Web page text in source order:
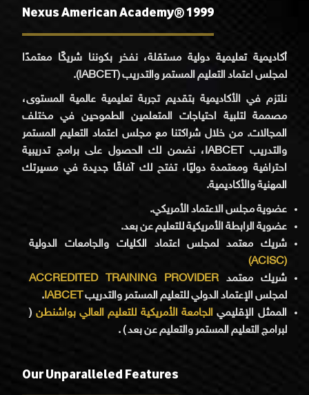
Nexus American Academy® 1999
أكاديمية تعليمية دولية مستقلة، نفخر بكوننا شريكًا معتمدًا
لمجلس اعتماد التعليم المستمر والتدريب (IABCET).
نلتزم في الأكاديمية بتقديم تجربة تعليمية عالمية المستوى،
مصممة لتلبية احتياجات المتعلمين الطموحين في مختلف
المجالات. من خلال شراكتنا مع مجلس اعتماد التعليم المستمر
والتدريب IABCET، نضمن لك الحصول على برامج تدريبية
احترافية ومعتمدة دوليًا، تفتح لك آفاقًا جديدة في مسيرتك
المهنية والأكاديمية.
عضوية مجلس الاعتماد الأمريكي.
عضوية الرابطة الأمريكية للتعليم عن بعد.
شريك معتمد لمجلس اعتماد الكليات والجامعات الدولية
(ACISC)
شريك معتمدACCREDITED TRAINING PROVIDER
لمجلس الإعتماد الدولي للتعليم المستمر والتدريب IABCET
.
الممثل الإقليميالجامعة الأمريكية للتعليم العالي بواشنطن (
لبرامج التعليم المستمر والتعليم عن بعد ) .
Our Unparalleled Features